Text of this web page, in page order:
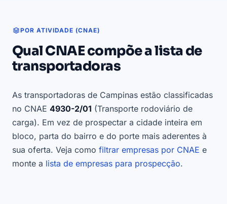
POR ATIVIDADE (CNAE)
Qual CNAE compõe a lista de
transportadoras
As transportadoras de Campinas estão classificadas
no CNAE 4930-2/01 (Transporte rodoviário de
carga). Em vez de prospectar a cidade inteira em
bloco, parta do bairro e do porte mais aderentes à
sua oferta. Veja como filtrar empresas por CNAE e
monte a lista de empresas para prospecção.